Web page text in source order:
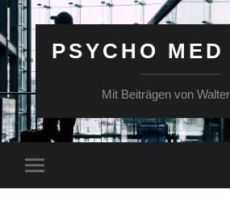
PSYCHO MED
Mit Beiträgen von
Menü